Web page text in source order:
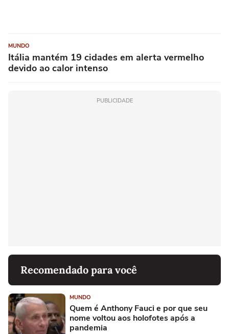
MUNDO
Itália mantém 19 cidades em alerta vermelho
devido ao calor intenso
PUBLICIDADE
Recomendado para você
MUNDO
Quem é Anthony Fauci e por que seu
nome voltou aos holofotes após a
pandemia